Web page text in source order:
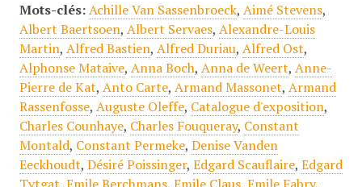
Mots-clés: Achille Van Sassenbroeck, Aimé Stevens,
Albert Baertsoen, Albert Servaes, Alexandre-Louis
Martin, Alfred Bastien, Alfred Duriau, Alfred Ost,
Alphonse Mataive, Anna Boch, Anna de Weert, Anne-
Pierre de Kat, Anto Carte, Armand Massonet, Armand
Rassenfosse, Auguste Oleffe, Catalogue d'exposition,
Charles Counhaye, Charles Fouqueray, Constant
Montald, Constant Permeke, Denise Vanden
Eeckhoudt, Désiré Poissinger, Edgard Scauflaire, Edgard